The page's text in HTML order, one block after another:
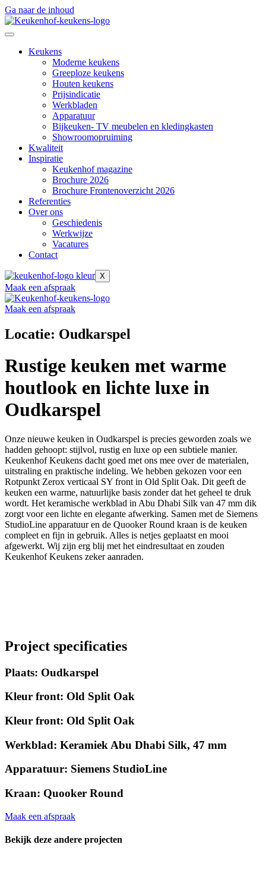
Ga naar de inhoud
Keukens
Moderne keukens
Greeploze keukens
Houten keukens
Prijsindicatie
Werkbladen
Apparatuur
Bijkeuken- TV meubelen en kledingkasten
Showroomopruiming
Kwaliteit
Inspiratie
Keukenhof magazine
Brochure 2026
Brochure Frontenoverzicht 2026
Referenties
Over ons
Geschiedenis
Werkwijze
Vacatures
Contact
X
Maak een afspraak
Maak een afspraak
Locatie: Oudkarspel
Rustige keuken met warme
houtlook en lichte luxe in
Oudkarspel
Onze nieuwe keuken in Oudkarspel is precies geworden zoals we
hadden gehoopt: stijlvol, rustig en luxe op een subtiele manier.
Keukenhof Keukens dacht goed met ons mee over de materialen,
uitstraling en praktische indeling. We hebben gekozen voor een
Rotpunkt Zerox verticaal SY front in Old Split Oak. Dit geeft de
keuken een warme, natuurlijke basis zonder dat het geheel te druk
wordt. Het keramische werkblad in Abu Dhabi Silk van 47 mm dik
zorgt voor een lichte en elegante afwerking. Samen met de Siemens
StudioLine apparatuur en de Quooker Round kraan is de keuken
compleet en fijn in gebruik. Alles is netjes geplaatst en mooi
afgewerkt. Wij zijn erg blij met het eindresultaat en zouden
Keukenhof Keukens zeker aanraden.
Project specificaties
Plaats: Oudkarspel
Kleur front: Old Split Oak
Kleur front: Old Split Oak
Werkblad: Keramiek Abu Dhabi Silk, 47 mm
Apparatuur: Siemens StudioLine
Kraan: Quooker Round
Maak een afspraak
Bekijk deze andere projecten